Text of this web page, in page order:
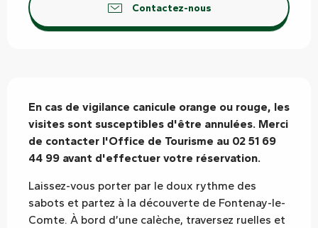
Contactez-nous
En cas de vigilance canicule orange ou rouge, les
visites sont susceptibles d'être annulées. Merci
de contacter l'Office de Tourisme au 02 51 69
44 99 avant d'effectuer votre réservation.
Laissez-vous porter par le doux rythme des
sabots et partez à la découverte de Fontenay-le-
Comte. À bord d’une calèche, traversez ruelles et